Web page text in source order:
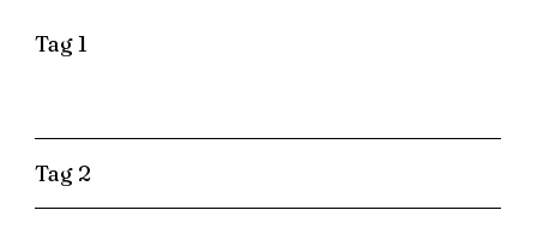
Tag 1
Tag 2